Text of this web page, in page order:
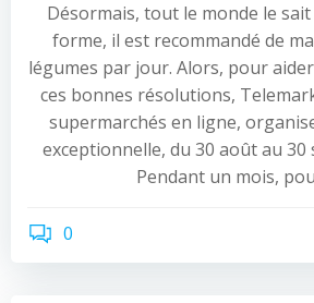
Désormais, tout le monde le
forme, il est recommandé de
légumes par jour. Alors, pour
ces bonnes résolutions,
supermarchés en ligne,
exceptionnelle, du 30 août au 30
Pendant un mois,
0